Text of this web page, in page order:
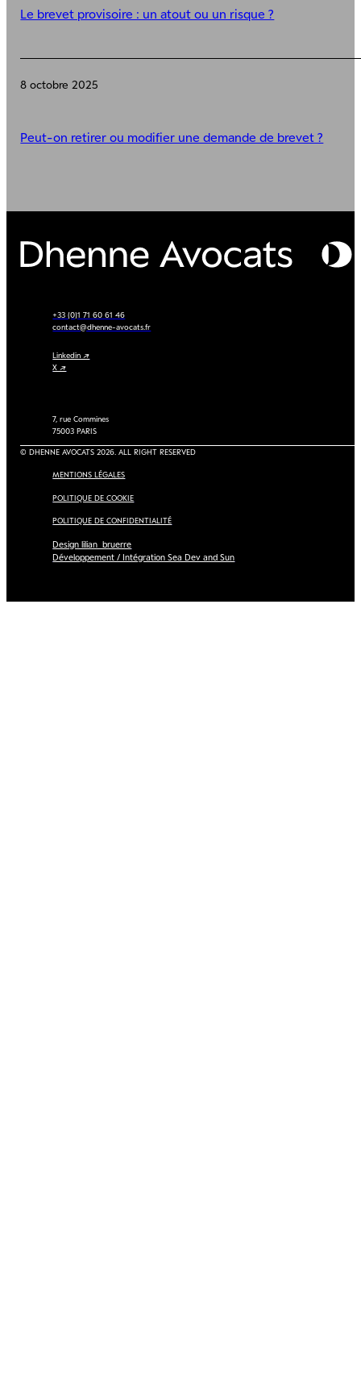
Le brevet provisoire : un atout ou un risque ?
8 octobre 2025
Peut-on retirer ou modifier une demande de brevet ?
+33 (0)1 71 60 61 46
contact@dhenne-avocats.fr
Linkedin ↗
X ↗
7, rue Commines
75003 PARIS
© DHENNE AVOCATS 2026. ALL RIGHT RESERVED
MENTIONS LÉGALES
POLITIQUE DE COOKIE
POLITIQUE DE CONFIDENTIALITÉ
Design lilian_bruerre
Développement / Intégration Sea Dev and Sun